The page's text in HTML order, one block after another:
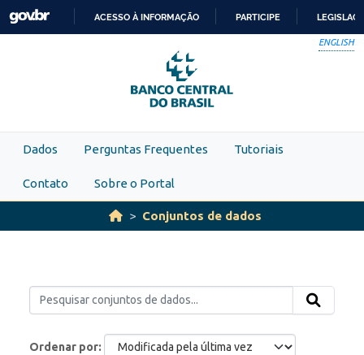
Skip to main content
PARA
O
CONTEÚDO
ACESSO À INFORMAÇÃO PARTICIPE
ENGLISH
Dados Perguntas Frequentes Tutoriais
Contato Sobre o Portal
Conjuntos de dados
Ordenar por